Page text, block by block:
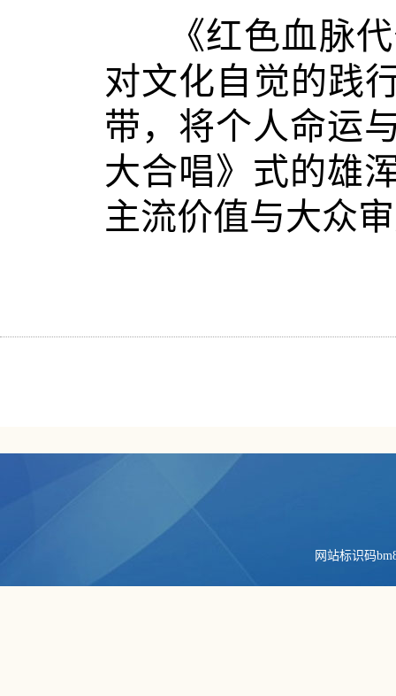
《红色血脉
对文化自觉的践
带，将个人命运
大合唱》式的雄
主流价值与大众
网站标识码